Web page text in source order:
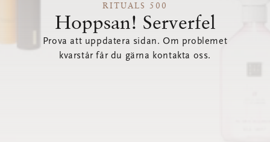
RITUALS 500
Hoppsan! Serverfel
Prova att uppdatera sidan. Om problemet
kvarstår får du gärna kontakta oss.